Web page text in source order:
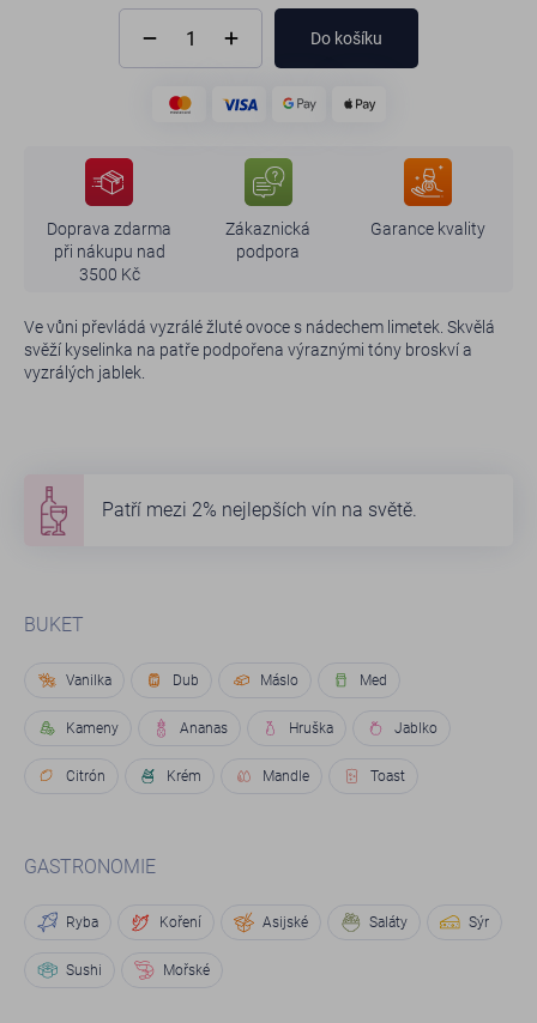
Do košíku
Doprava zdarma
při nákupu nad
3500 Kč
Zákaznická
podpora
Garance kvality
Ve vůni převládá vyzrálé žluté ovoce s nádechem limetek. Skvělá
svěží kyselinka na patře podpořena výraznými tóny broskví a
vyzrálých jablek.
Patří mezi 2% nejlepších vín na světě.
BUKET
Vanilka Dub Máslo Med
Kameny Ananas Hruška Jablko
Citrón Krém Mandle Toast
GASTRONOMIE
Ryba Koření Asijské Saláty Sýr
Sushi Mořské